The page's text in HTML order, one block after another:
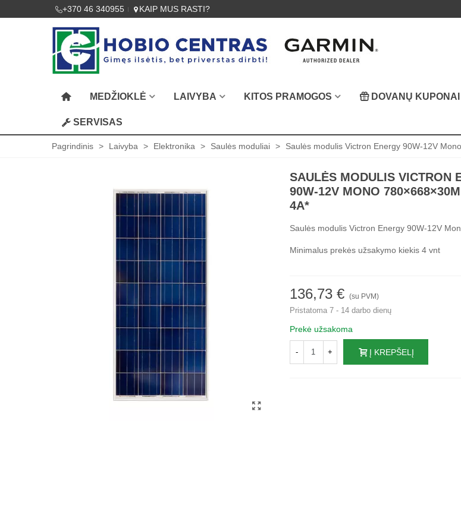
+370 46 340955 KAIP MUS RASTI?
MEDŽIOKLĖ LAIVYBA KITOS PRAMOGOS DOVANŲ KUPONAI
SERVISAS
Pagrindinis > Laivyba > Elektronika > Saulės moduliai > Saulės modulis Victron Energy 90W-12V
SAULĖS MODULIS VICTRON
90W-12V MONO
4A*
Saulės modulis Victron Energy 90W-12V
Minimalus prekės užsakymo kiekis 4 vnt
136,73 € (su PVM)
Pristatoma 7 - 14 darbo dienų
Prekė užsakoma
- + Į KREPŠELĮ